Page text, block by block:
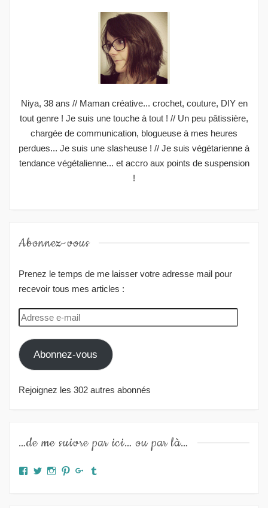
Niya, 38 ans // Maman créative... crochet, couture, DIY en
tout genre ! Je suis une touche à tout ! // Un peu pâtissière,
chargée de communication, blogueuse à mes heures
perdues... Je suis une slasheuse ! // Je suis végétarienne à
tendance végétalienne... et accro aux points de suspension
!
Abonnez-vous
Prenez le temps de me laisser votre adresse mail pour
recevoir tous mes articles :
Adresse
e-
mail
Abonnez-vous
Rejoignez les 302 autres abonnés
…de me suivre par ici… ou par là…
Facebook
TwitterInstagram
PinterestGoogle+